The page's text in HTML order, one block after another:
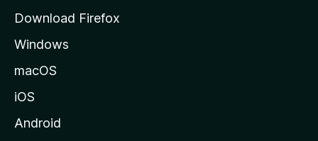
ı
n
i
d
Download Firefox
Windows
macOS
iOS
Android